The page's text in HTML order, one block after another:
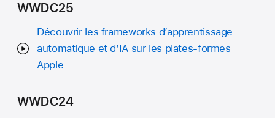
WWDC25
Découvrir les frameworks d’apprentissage
automatique et d’IA sur les plates-formes
Apple
WWDC24